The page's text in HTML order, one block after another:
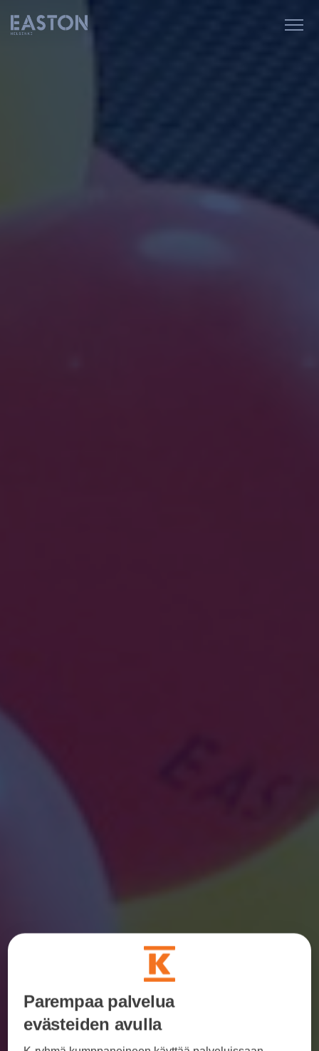
Parempaa palvelua
evästeiden avulla